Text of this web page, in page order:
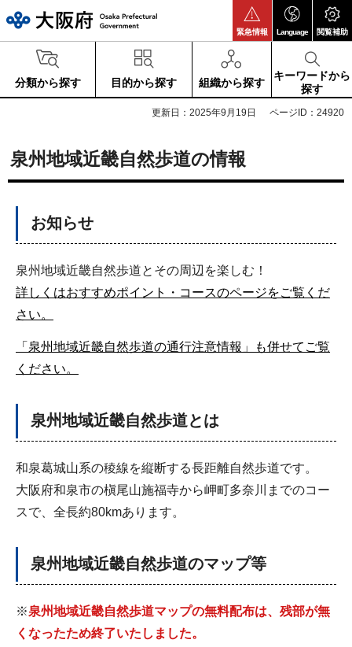
緊急情報 Language 閲覧補助
分類から探す 目的から探す 組織から探す
キーワードから
探す
更新日：2025年9月19日 ページID：24920
泉州地域近畿自然歩道の情報
お知らせ
泉州地域近畿自然歩道とその周辺を楽しむ！
詳しくはおすすめポイント・コースのページをご覧くだ
さい。
「泉州地域近畿自然歩道の通行注意情報」も併せてご覧
ください。
泉州地域近畿自然歩道とは
和泉葛城山系の稜線を縦断する長距離自然歩道です。
大阪府和泉市の槇尾山施福寺から岬町多奈川までのコー
スで、全長約80kmあります。
泉州地域近畿自然歩道のマップ等
※泉州地域近畿自然歩道マップの無料配布は、残部が無
くなったため終了いたしました。